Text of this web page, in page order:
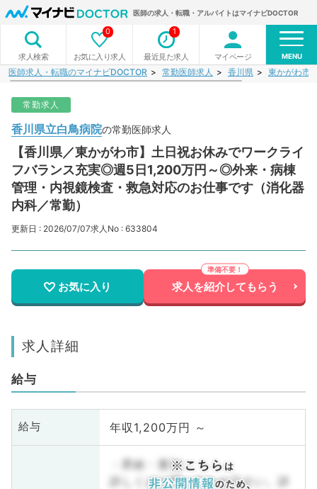
医師の求人・転職・アルバイトはマイナビDOCTOR
求人検索 お気に入り求人
0
最近見た求人
1
マイページ MENU
医師求人・転職のマイナビDOCTOR 常勤医師求人 香川県 東かがわ市
常勤求人
香川県立白鳥病院の常勤医師求人
【香川県／東かがわ市】土日祝お休みでワークライ
フバランス充実◎週5日1,200万円～◎外来・病棟
管理・内視鏡検査・救急対応のお仕事です（消化器
内科／常勤）
更新日 : 2026/07/07求人No : 633804
お気に入り 求人を紹介してもらう
求人詳細
給与
給与 年収1,200万円 ～
・昇給・賞与
詳しくはお問い合わせ下さい。詳